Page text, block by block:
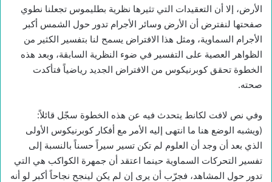
الأرض، إلا أن التعقيدات التي تثيرها نظرية بطليموس تجعلنا نطوي
صفحتها لنفترض أن الأرض وسائر الأجرام تدور حول الشمس أكبر
الأجرام السماوية، ومثل هذا الافتراض يسمح لنا بتفسير الكثير من
الظواهر العصية على التفسير في ضوء النظرية السابقة، وبعد هذه
الخطوة تحقق كوبرنيكوس من الافتراض الجديد رياضياً فتأكدت
صحته.
وفي نص لافت لكانط يتحدث فيه عن هذه الخطوة سجّل قائلاً:
(ويشبه الوضع هنا ما انتهى إليه الأمر مع أفكار كوبرنيكوس الأولى
الذي بعد أن وجد أن العلوم لم تكن تسير سيراً حسناً بالنسبة إلى
تفسير التحركات السماوية حينما اعتقد أن جمهرة الكواكب هي التي
تدور حول المشاهد، فجرّب أن يرى إن لم يكن لينجح نجاحاً أكبر لو أنه